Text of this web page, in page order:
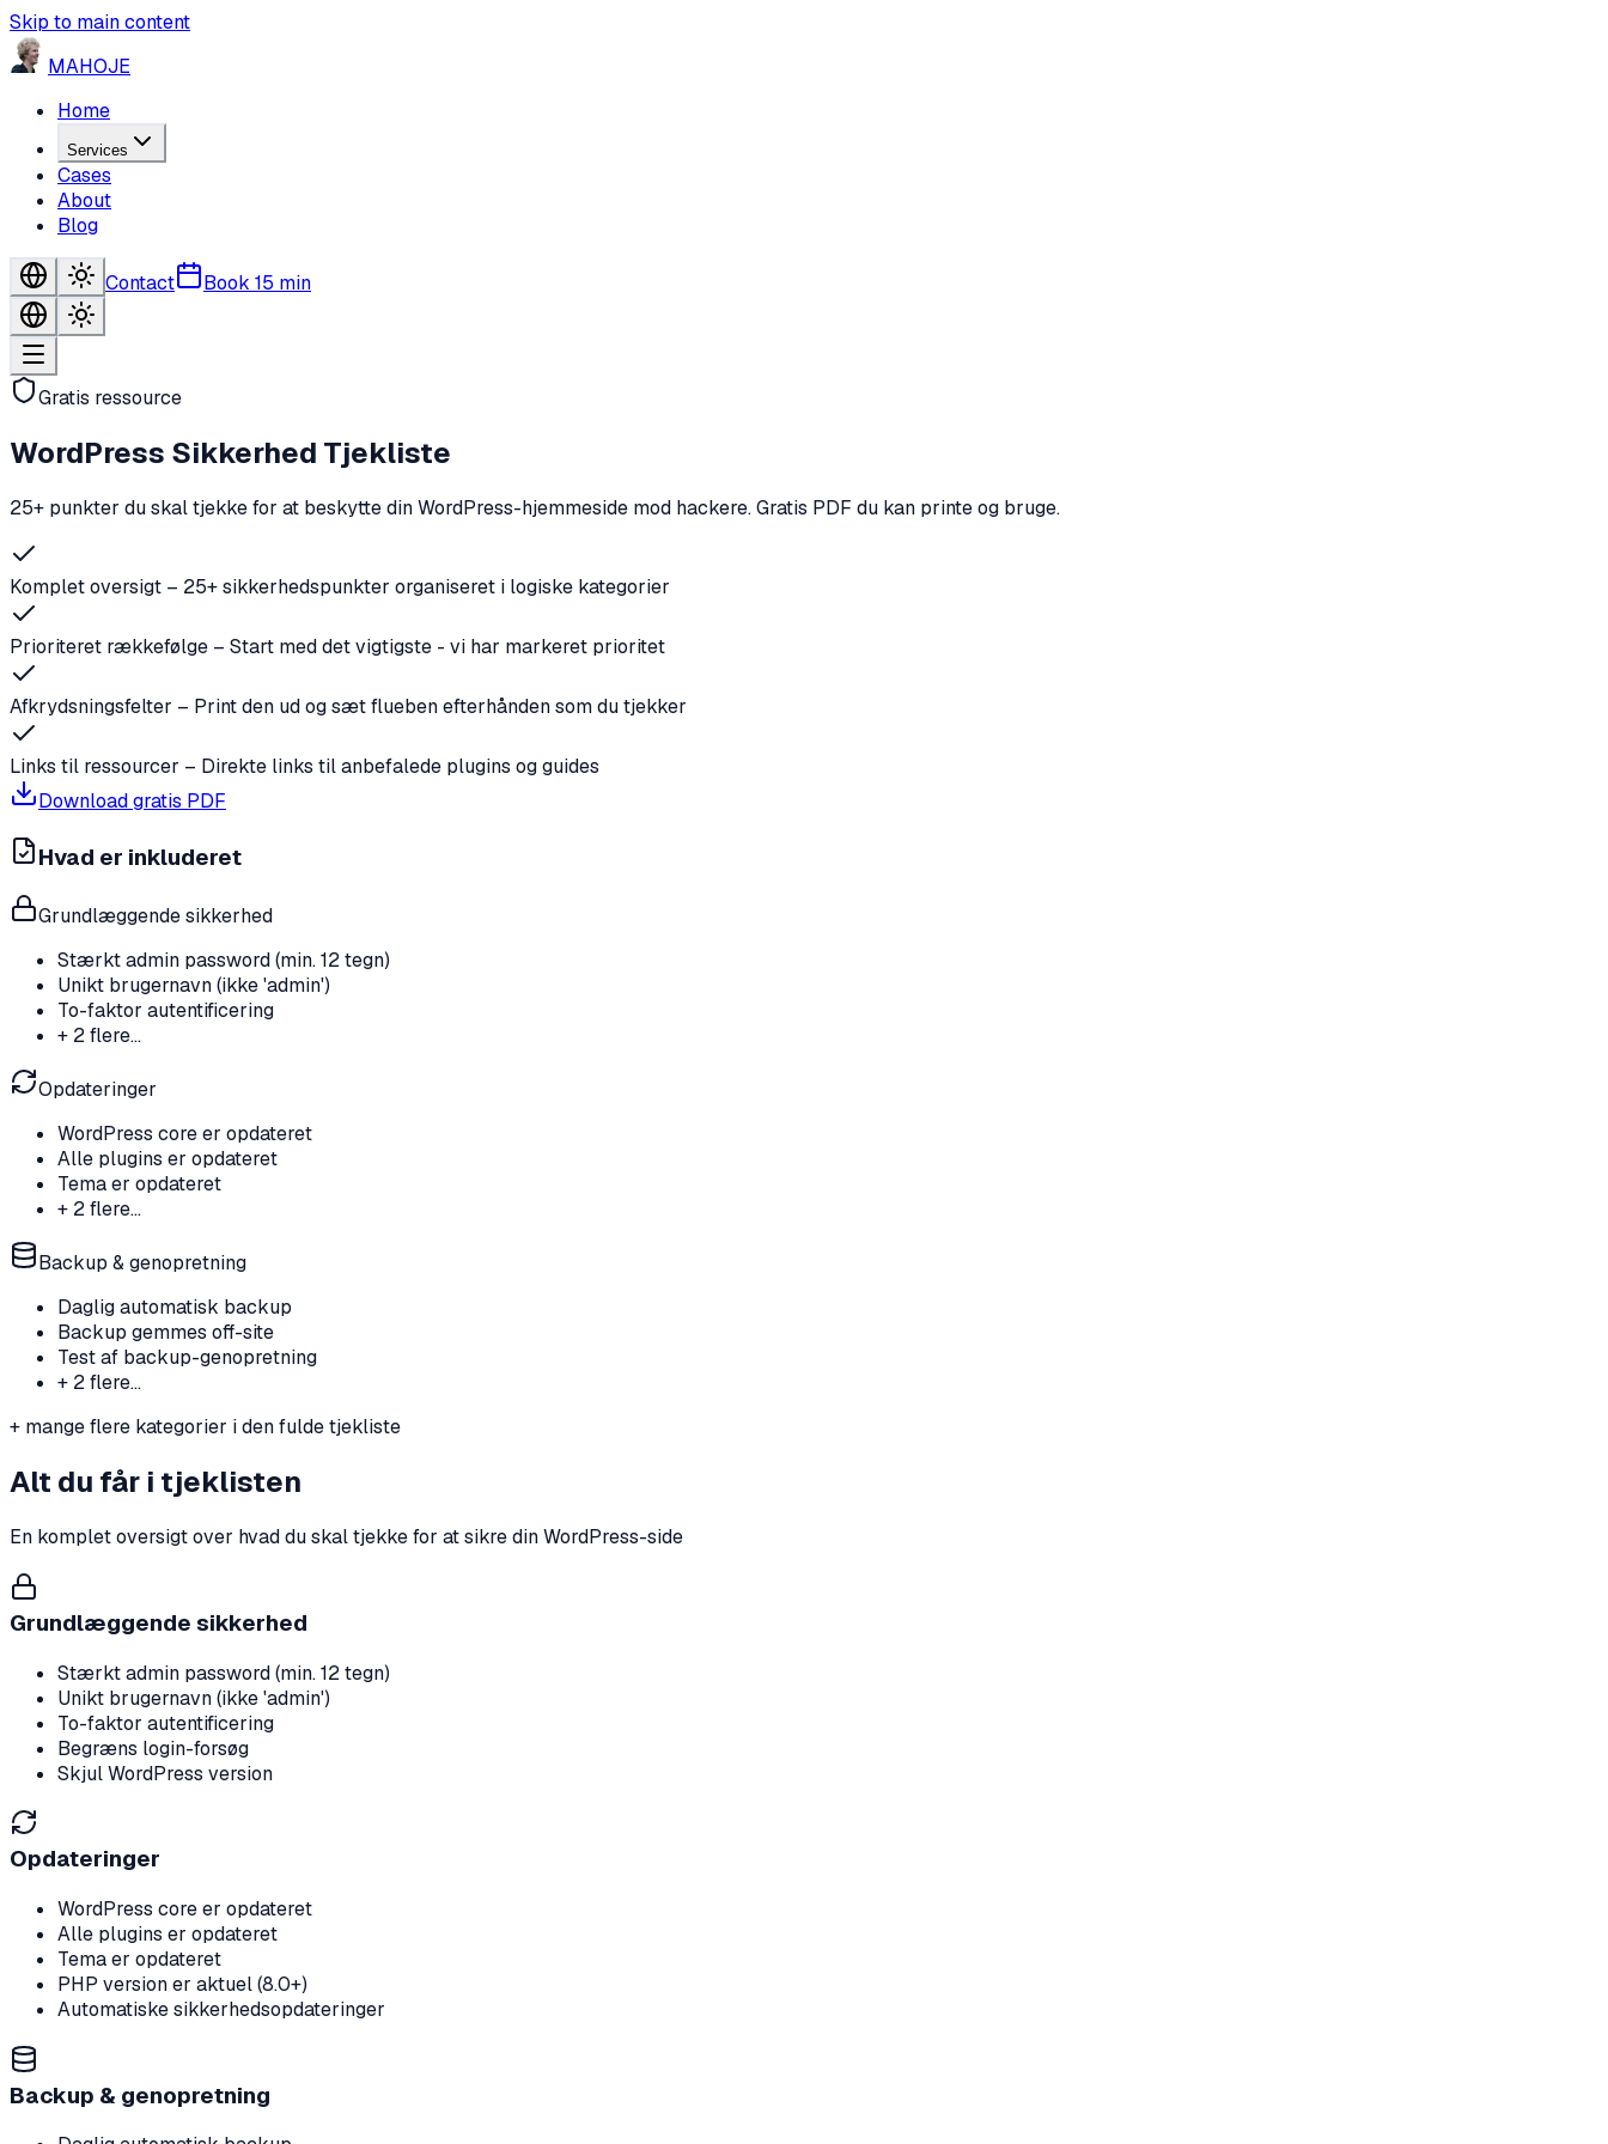
Skip to main content
MAHOJE
Home
Services
Cases
About
Blog
Contact Book 15 min
Gratis ressource
WordPress Sikkerhed Tjekliste
25+ punkter du skal tjekke for at beskytte din WordPress-hjemmeside mod hackere. Gratis PDF du kan printe og bruge.
Komplet oversigt – 25+ sikkerhedspunkter organiseret i logiske kategorier
Prioriteret rækkefølge – Start med det vigtigste - vi har markeret prioritet
Afkrydsningsfelter – Print den ud og sæt flueben efterhånden som du tjekker
Links til ressourcer – Direkte links til anbefalede plugins og guides
Download gratis PDF
Hvad er inkluderet
Grundlæggende sikkerhed
Stærkt admin password (min. 12 tegn)
Unikt brugernavn (ikke 'admin')
To-faktor autentificering
+ 2flere...
Opdateringer
WordPress core er opdateret
Alle plugins er opdateret
Tema er opdateret
+ 2flere...
Backup & genopretning
Daglig automatisk backup
Backup gemmes off-site
Test af backup-genopretning
+ 2flere...
+ mange flere kategorier i den fulde tjekliste
Alt du får i tjeklisten
En komplet oversigt over hvad du skal tjekke for at sikre din WordPress-side
Grundlæggende sikkerhed
Stærkt admin password (min. 12 tegn)
Unikt brugernavn (ikke 'admin')
To-faktor autentificering
Begræns login-forsøg
Skjul WordPress version
Opdateringer
WordPress core er opdateret
Alle plugins er opdateret
Tema er opdateret
PHP version er aktuel (8.0+)
Automatiske sikkerhedsopdateringer
Backup & genopretning